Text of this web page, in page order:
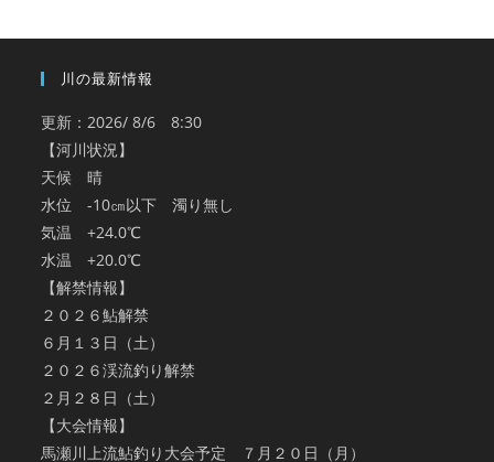
川の最新情報
更新：2026/ 8/6 8:30
【河川状況】
天候 晴
水位 -10㎝以下 濁り無し
気温 +24.0℃
水温 +20.0℃
【解禁情報】
２０２６鮎解禁
６月１３日（土）
２０２６渓流釣り解禁
２月２８日（土）
【大会情報】
馬瀬川上流鮎釣り大会予定 ７月２０日（月）